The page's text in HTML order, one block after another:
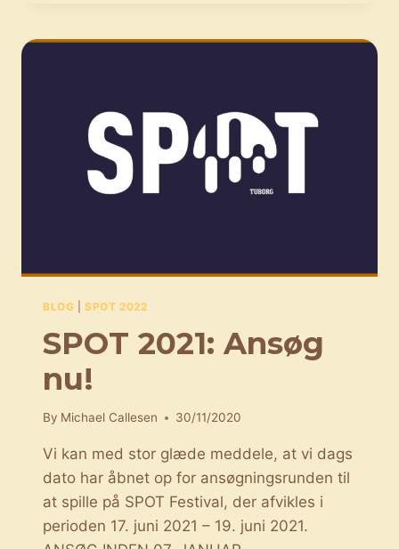
TIL
17.
SEPTEMBER
2021
BLOG |SPOT 2022
SPOT 2021: Ansøg
nu!
By Michael Callesen 30/11/2020
Vi kan med stor glæde meddele, at vi dags
dato har åbnet op for ansøgningsrunden til
at spille på SPOT Festival, der afvikles i
perioden 17. juni 2021 – 19. juni 2021.